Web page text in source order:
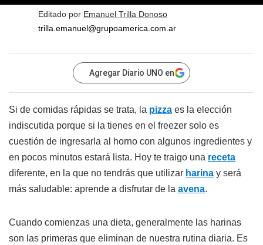
Editado por Emanuel Trilla Donoso
trilla.emanuel@grupoamerica.com.ar
Agregar Diario UNO en
Si de comidas rápidas se trata, la pizza es la elección
indiscutida porque si la tienes en el freezer solo es
cuestión de ingresarla al horno con algunos ingredientes y
en pocos minutos estará lista. Hoy te traigo una receta
diferente, en la que no tendrás que utilizar harina y será
más saludable: aprende a disfrutar de la avena.
Cuando comienzas una dieta, generalmente las harinas
son las primeras que eliminan de nuestra rutina diaria. Es